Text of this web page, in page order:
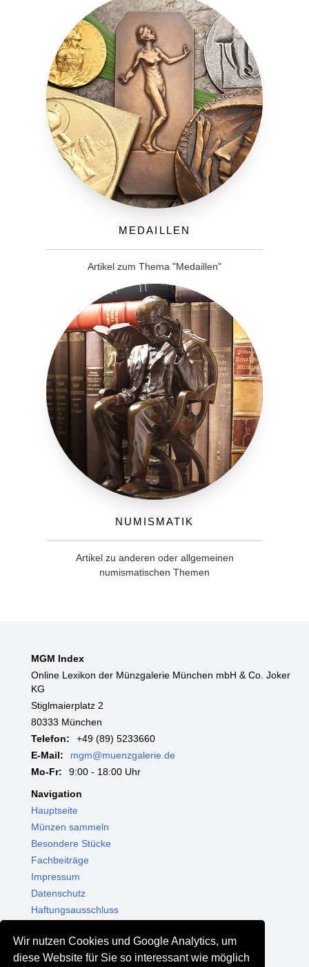
Wir nutzen Cookies und Google Analytics, um
diese Website für Sie so interessant wie möglich
Medaillen
Artikel zum Thema "Medaillen"
Numismatik
Artikel zu anderen oder allgemeinen
numismatischen Themen
MGM Index
Online Lexikon der Münzgalerie München mbH & Co. Joker
KG
Stiglmaierplatz 2
80333 München
Telefon:
+49 (89) 5233660
E-Mail:
mgm@muenzgalerie.de
Mo-Fr:
9:00 - 18:00 Uhr
Navigation
Hauptseite
Münzen sammeln
Besondere Stücke
Fachbeiträge
Impressum
Datenschutz
Haftungsausschluss
Shop - Online kaufen
Münzgalerie München